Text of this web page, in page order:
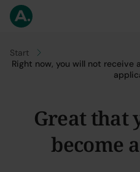
Go to
Start
Right now, you will not receive
Great that
become